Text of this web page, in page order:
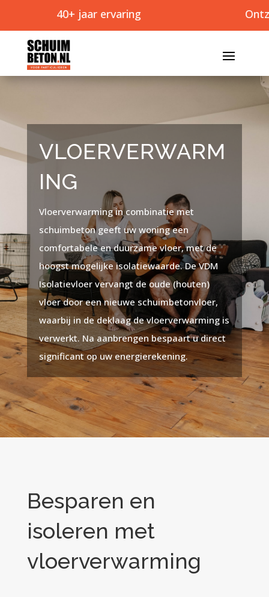
40+ jaar ervaring Ontzorgt
VLOERVERWARM
ING
Vloerverwarming in combinatie met
schuimbeton geeft uw woning een
comfortabele en duurzame vloer, met de
hoogst mogelijke isolatiewaarde. De VDM
Isolatievloer vervangt de oude (houten)
vloer door een nieuwe schuimbetonvloer,
waarbij in de deklaag de vloerverwarming is
verwerkt. Na aanbrengen bespaart u direct
significant op uw energierekening.
Besparen en
isoleren met
vloerverwarming